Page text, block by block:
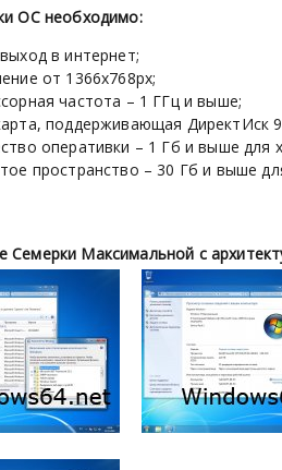
ОС необходимо:
в интернет;
от 1366х768px;
частота – 1 ГГц и выше;
поддерживающая ДиректИск
оперативки – 1 Гб и выше для
пространство – 30 Гб и выше
Семерки Максимальной с